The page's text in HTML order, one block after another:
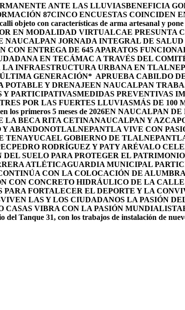
ANTE LAS LLUVIASBENEFICIA
87CINCO ENCUESTAS COINCIDEN
objeto con características de arma artesanal y
EN MODALIDAD VIRTUALCAE PRESUNTA
NAUCALPAN JORNADA INTEGRAL DE
ENTREGA DE 645 APARATOS
EN TECÁMAC A TRAVÉS DEL
INFRAESTRUCTURA URBANA EN
GENERACIÓN* APRUEBA CABILDO
POTABLE Y DRENAJEEN NAUCALPAN
PARTICIPATIVASMEDIDAS PREVENTIVAS
POR LAS FUERTES LLUVIASMÁS DE 100
los primeros 5 meses de 2026EN NAUCALPAN DE
LA BECA RITA CETINANAUCALPAN Y
ABANDONOTLALNEPANTLA VIVE CON
TENAYUCAEL GOBIERNO DE
PEDRO RODRÍGUEZ Y PATY ARÉVALO
SUELO PARA PROTEGER EL
ATLÉTICAGUARDIA MUNICIPAL
CON LA COLOCACIÓN DE
CON CONCRETO HIDRÁULICO DE LA
FORTALECER EL DEPORTE Y LA
VIVEN LAS Y LOS CIUDADANOS LA PASIÓN
CASAS VIBRA CON LA PASIÓN MUNDIALISTA
del Tanque 31, con los trabajos de instalación de